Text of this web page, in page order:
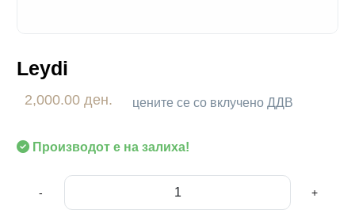
Leydi
2,000.00 ден. цените се со вклучено ДДВ
Производот е на залиха!
- +